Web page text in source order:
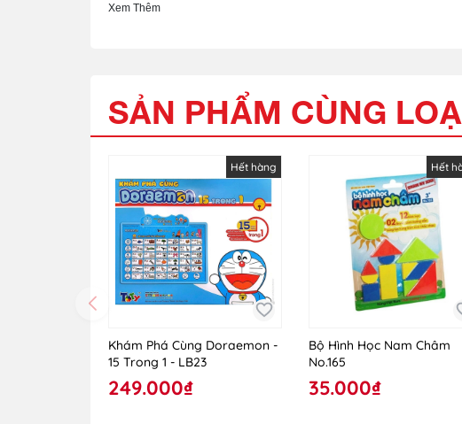
Xem Thêm
SẢN PHẨM CÙNG
Hết hàng
Khám Phá Cùng Doraemon -
15 Trong 1 - LB23
249.000₫
Hết
Bộ Hình Học Nam Châm
No.165
35.000₫